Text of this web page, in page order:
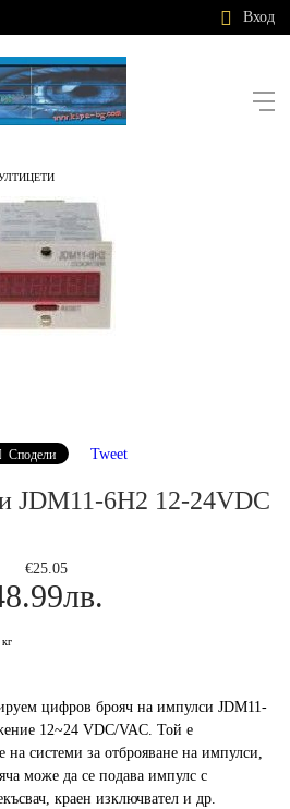
Вход
Сподели Tweet
JDM11-6H2 12-24VDC
€25.05
кг
цифров брояч на импулси JDM11-
12~24 VDC/VAC. Той е
на системи за отброяване на импулси,
може да се подава импулс с
краен изключвател и др.